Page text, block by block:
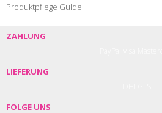
Produktpflege Guide
ZAHLUNG
LIEFERUNG
FOLGE UNS